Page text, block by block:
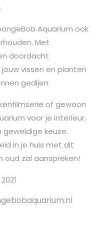
Aquarium ook
Met
doordacht
vissen en planten
gedijen.
of gewoon
voor je interieur,
geweldige keuze.
in je huis met dit
oud zal aanspreken!